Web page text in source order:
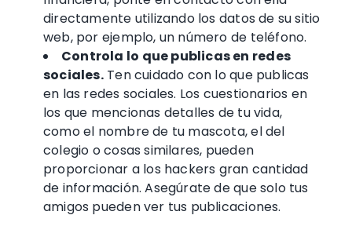
directamente utilizando los datos de su sitio
web, por ejemplo, un número de teléfono.
Controla lo que publicas en redes
sociales.Ten cuidado con lo que publicas
en las redes sociales. Los cuestionarios en
los que mencionas detalles de tu vida,
como el nombre de tu mascota, el del
colegio o cosas similares, pueden
proporcionar a los hackers gran cantidad
de información. Asegúrate de que solo tus
amigos pueden ver tus publicaciones.